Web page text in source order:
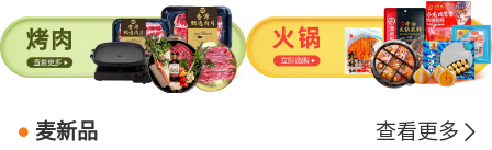
麦新品 查看更多